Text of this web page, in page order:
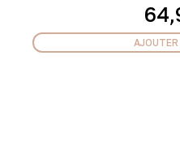
choisies
sur
AJOUTER